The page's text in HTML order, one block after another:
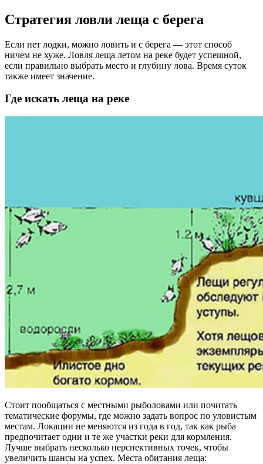
Стратегия ловли леща с берега
Если нет лодки, можно ловить и с берега — этот способ
ничем не хуже. Ловля леща летом на реке будет успешной,
если правильно выбрать место и глубину лова. Время суток
также имеет значение.
Где искать леща на реке
Стоит пообщаться с местными рыболовами или почитать
тематические форумы, где можно задать вопрос по уловистым
местам. Локации не меняются из года в год, так как рыба
предпочитает одни и те же участки реки для кормления.
Лучше выбрать несколько перспективных точек, чтобы
увеличить шансы на успех. Места обитания леща: